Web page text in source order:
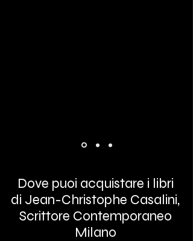
Dove puoi acquistare i libri
di Jean-Christophe Casalini,
Scrittore Contemporaneo
Milano